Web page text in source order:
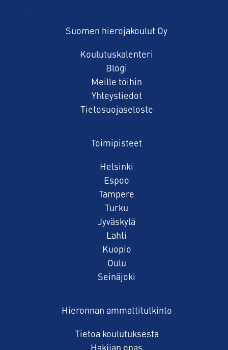
Suomen hierojakoulut Oy
Koulutuskalenteri
Blogi
Meille töihin
Yhteystiedot
Tietosuojaseloste
Toimipisteet
Helsinki
Espoo
Tampere
Turku
Jyväskylä
Lahti
Kuopio
Oulu
Seinäjoki
Hieronnan ammattitutkinto
Tietoa koulutuksesta